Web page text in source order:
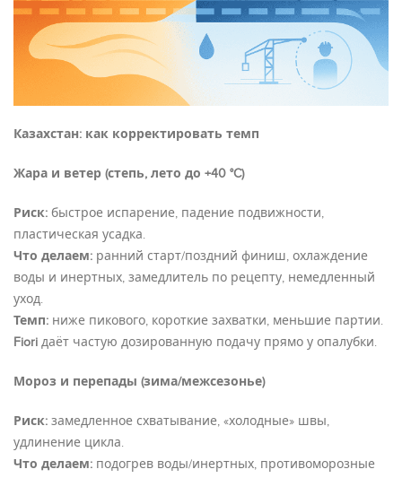
Казахстан: как корректировать темп
Жара и ветер (степь, лето до +40 °C)
Риск: быстрое испарение, падение подвижности,
пластическая усадка.
Что делаем: ранний старт/поздний финиш, охлаждение
воды и инертных, замедлитель по рецепту, немедленный
уход.
Темп: ниже пикового, короткие захватки, меньшие партии.
Fiori даёт частую дозированную подачу прямо у опалубки.
Мороз и перепады (зима/межсезонье)
Риск: замедленное схватывание, «холодные» швы,
удлинение цикла.
Что делаем: подогрев воды/инертных, противоморозные